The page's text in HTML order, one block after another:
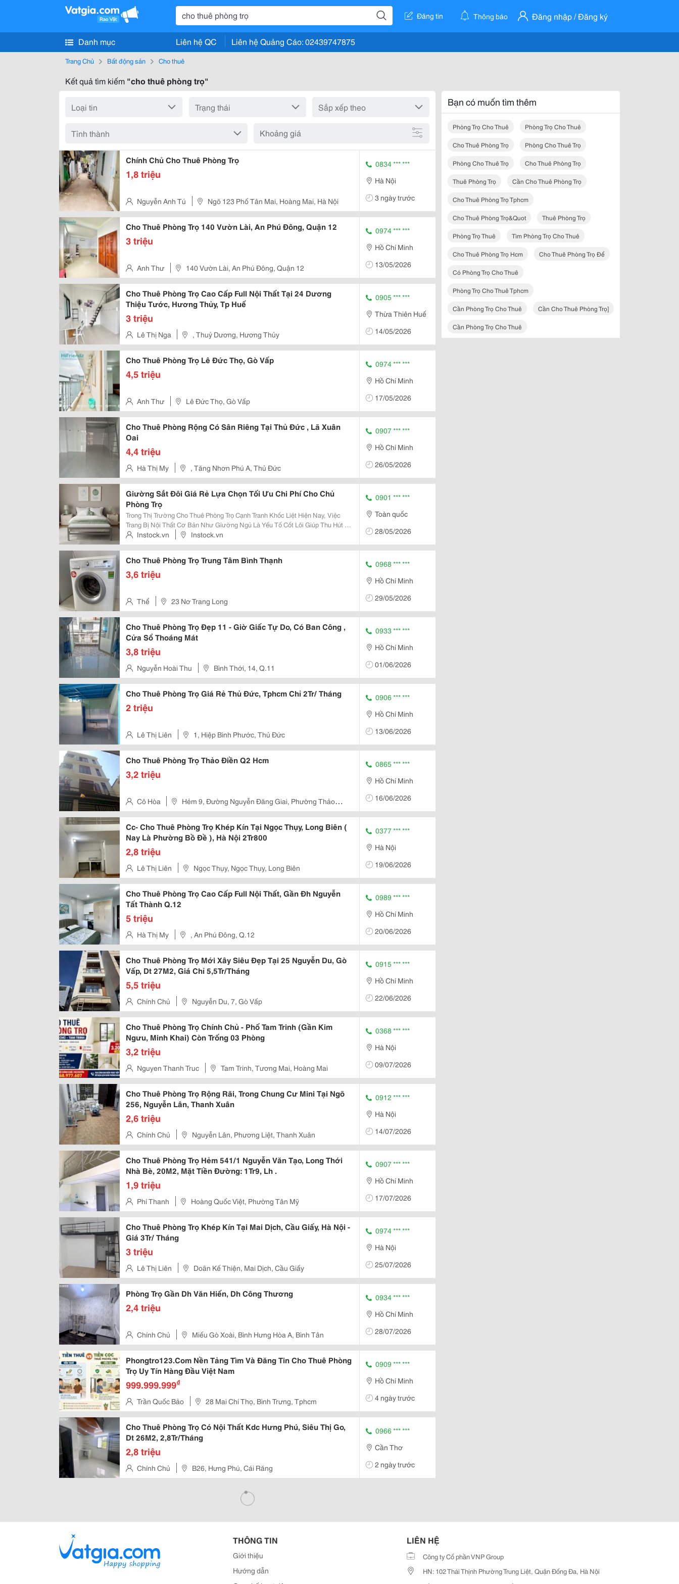
Đăng tin Thông báo Đăng nhập / Đăng ký
Danh mục Liên hệ QC Liên hệ Quảng Cáo: 02439747875
Trang Chủ Bất động sản Cho thuê
Kết quả tìm kiếm "cho thuê phòng trọ"
Khoảng giá
Chính Chủ Cho Thuê Phòng Trọ
1,8 triệu
Nguyễn Anh Tú Ngõ 123 Phố Tân Mai, Hoàng Mai, Hà Nội
0834 *** ***
Hà Nội
3 ngày trước
Cho Thuê Phòng Trọ 140 Vườn Lài, An Phú Đông, Quận 12
3 triệu
Anh Thư 140 Vườn Lài, An Phú Đông, Quận 12
0974 *** ***
Hồ Chí Minh
13/05/2026
Cho Thuê Phòng Trọ Cao Cấp Full Nội Thất Tại 24 Dương
Thiệu Tước, Hương Thủy, Tp Huế
3 triệu
Lê Thị Nga , Thuỷ Dương, Hương Thủy
0905 *** ***
Thừa Thiên Huế
14/05/2026
Cho Thuê Phòng Trọ Lê Đức Thọ, Gò Vấp
4,5 triệu
Anh Thư Lê Đức Thọ, Gò Vấp
0974 *** ***
Hồ Chí Minh
17/05/2026
Cho Thuê Phòng Rộng Có Sân Riêng Tại Thủ Đức , Lã Xuân
Oai
4,4 triệu
Hà Thị My , Tăng Nhơn Phú A, Thủ Đức
0907 *** ***
Hồ Chí Minh
26/05/2026
Giường Sắt Đôi Giá Rẻ Lựa Chọn Tối Ưu Chi Phí Cho Chủ
Phòng Trọ
Trong Thị Trường Cho Thuê Phòng Trọ Cạnh Tranh Khốc Liệt Hiện Nay, Việc
Trang Bị Nội Thất Cơ Bản Như Giường Ngủ Là Yếu Tố Cốt Lõi Giúp Thu Hút Và
Giữ Chân Khách Thuê Dài Lâu. Thay Vì Đầu Tư Các Loại Giường Gỗ Đắt Tiền
Dễ Bị Mối Mọt, Xu Hướng Ứng Dụng...
Instock.vn Instock.vn
0901 *** ***
Toàn quốc
28/05/2026
Cho Thuê Phòng Trọ Trung Tâm Bình Thạnh
3,6 triệu
Thể 23 Nơ Trang Long
0968 *** ***
Hồ Chí Minh
29/05/2026
Cho Thuê Phòng Trọ Đẹp 11 - Giờ Giấc Tự Do, Có Ban Công ,
Cửa Sổ Thoáng Mát
3,8 triệu
Nguyễn Hoài Thu Bình Thới, 14, Q.11
0933 *** ***
Hồ Chí Minh
01/06/2026
Cho Thuê Phòng Trọ Giá Rẻ Thủ Đức, Tphcm Chỉ 2Tr/ Tháng
2 triệu
Lê Thị Liên 1, Hiệp Bình Phước, Thủ Đức
0906 *** ***
Hồ Chí Minh
13/06/2026
Cho Thuê Phòng Trọ Thảo Điền Q2 Hcm
3,2 triệu
Cô Hòa
Hẻm 9, Đường Nguyễn Đăng Giai, Phường Thảo
Điền, Tp. Thủ Đức - Quận 2
0865 *** ***
Hồ Chí Minh
16/06/2026
Cc- Cho Thuê Phòng Trọ Khép Kín Tại Ngọc Thụy, Long Biên (
Nay Là Phường Bồ Đề ), Hà Nội 2Tr800
2,8 triệu
Lê Thị Liên Ngọc Thụy, Ngọc Thụy, Long Biên
0377 *** ***
Hà Nội
19/06/2026
Cho Thuê Phòng Trọ Cao Cấp Full Nội Thất, Gần Đh Nguyễn
Tất Thành Q.12
5 triệu
Hà Thị My , An Phú Đông, Q.12
0989 *** ***
Hồ Chí Minh
20/06/2026
Cho Thuê Phòng Trọ Mới Xây Siêu Đẹp Tại 25 Nguyễn Du, Gò
Vấp, Dt 27M2, Giá Chỉ 5,5Tr/Tháng
5,5 triệu
Chính Chủ Nguyễn Du, 7, Gò Vấp
0915 *** ***
Hồ Chí Minh
22/06/2026
Cho Thuê Phòng Trọ Chính Chủ - Phố Tam Trinh (Gần Kim
Ngưu, Minh Khai) Còn Trống 03 Phòng
3,2 triệu
Nguyen Thanh Truc Tam Trinh, Tương Mai, Hoàng Mai
0368 *** ***
Hà Nội
09/07/2026
Cho Thuê Phòng Trọ Rộng Rãi, Trong Chung Cư Mini Tại Ngõ
256, Nguyễn Lân, Thanh Xuân
2,6 triệu
Chính Chủ Nguyễn Lân, Phương Liệt, Thanh Xuân
0912 *** ***
Hà Nội
14/07/2026
Cho Thuê Phòng Trọ Hẻm 541/1 Nguyễn Văn Tạo, Long Thới
Nhà Bè, 20M2, Mặt Tiền Đường: 1Tr9, Lh .
1,9 triệu
Phí Thanh Hoàng Quốc Việt, Phường Tân Mỹ
0907 *** ***
Hồ Chí Minh
17/07/2026
Cho Thuê Phòng Trọ Khép Kín Tại Mai Dịch, Cầu Giấy, Hà Nội -
Giá 3Tr/ Tháng
3 triệu
Lê Thị Liên Doãn Kế Thiện, Mai Dịch, Cầu Giấy
0974 *** ***
Hà Nội
25/07/2026
Phòng Trọ Gần Dh Văn Hiến, Dh Công Thương
2,4 triệu
Chính Chủ Miếu Gò Xoài, Bình Hưng Hòa A, Bình Tân
0934 *** ***
Hồ Chí Minh
28/07/2026
Phongtro123.Com Nền Tảng Tìm Và Đăng Tin Cho Thuê Phòng
Trọ Uy Tín Hàng Đầu Việt Nam
999.999.999₫
Trần Quốc Bảo 28 Mai Chí Thọ, Bình Trưng, Tphcm
0909 *** ***
Hồ Chí Minh
4 ngày trước
Cho Thuê Phòng Trọ Có Nội Thất Kdc Hưng Phú, Siêu Thị Go,
Dt 26M2, 2,8Tr/Tháng
2,8 triệu
Chính Chủ B26, Hưng Phú, Cái Răng
0966 *** ***
Cần Thơ
2 ngày trước
Bạn có muốn tìm thêm
Phòng Trọ Cho Thuê Phòng Trọ Cho Thuê
Cho Thuê Phòng Trọ Phòng Cho Thuê Trọ
Phòng Cho Thuê Trọ Cho Thuê Phòng Trọ
Thuê Phòng Trọ Cần Cho Thuê Phòng Trọ
Cho Thuê Phòng Trọ Tphcm
Cho Thuê Phòng Trọ&quot Thuê Phòng Trọ
Phòng Trọ Thuê Tìm Phòng Trọ Cho Thuê
Cho Thuê Phòng Trọ Hcm Cho Thuê Phòng Trọ Để
Có Phòng Trọ Cho Thuê
Phòng Trọ Cho Thuê Tphcm
Cần Phòng Trọ Cho Thuê Cần Cho Thuê Phòng Trọ]
Cần Phòng Trọ Cho Thuê
THÔNG TIN
Giới thiệu
Hướng dẫn
LIÊN HỆ
Công ty Cổ phần VNP Group
HN: 102 Thái Thịnh Phường Trung Liệt, Quận Đống Đa, Hà Nội